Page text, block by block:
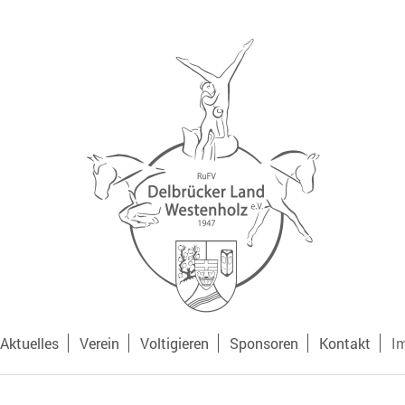
Aktuelles Verein Voltigieren Sponsoren Kontakt